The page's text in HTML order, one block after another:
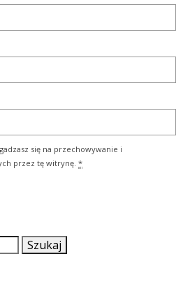
się na przechowywanie i
przez tę witrynę. *
Szukaj